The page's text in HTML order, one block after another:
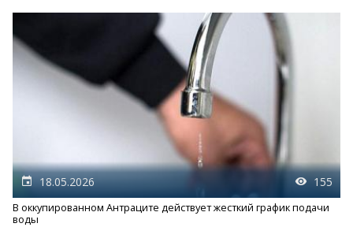
18.05.2026 155
В оккупированном Антраците действует жесткий график подачи
воды